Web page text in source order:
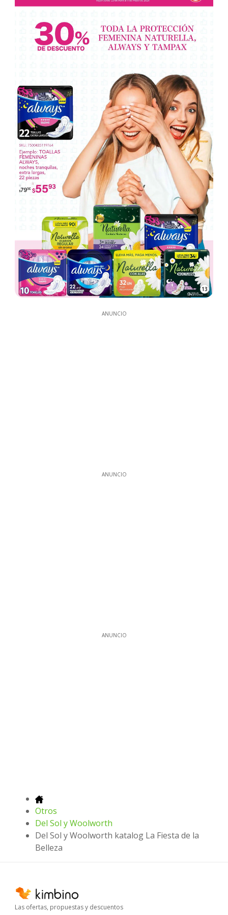
13
ANUNCIO
ANUNCIO
ANUNCIO
Otros
Del Sol y Woolworth
Del Sol y Woolworth katalog La Fiesta de la
Belleza
Las ofertas, propuestas y descuentos